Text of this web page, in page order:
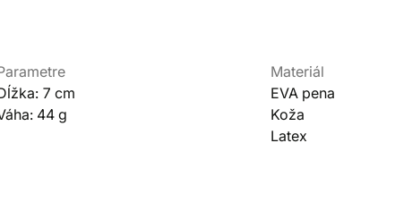
7 cm
44 g
Materiál
EVA pena
Koža
Latex